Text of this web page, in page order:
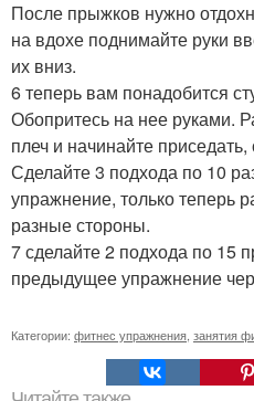
После прыжков нужно
на вдохе поднимайте руки
их вниз.
6 теперь вам понадобится
Обопритесь на нее руками.
плеч и начинайте
Сделайте 3 подхода по 10
упражнение, только теперь
разные стороны.
7 сделайте 2 подхода по 15
предыдущее упражнение
Категории: фитнес упражнения занятия